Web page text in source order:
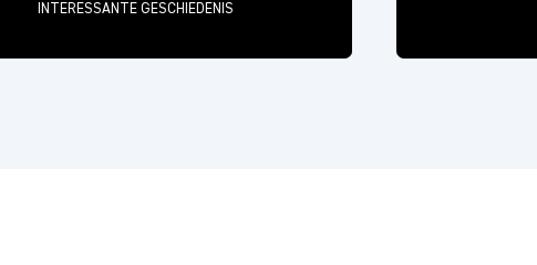
INTERESSANTE GESCHIEDENIS